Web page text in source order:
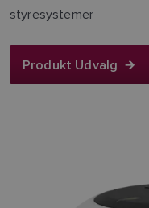
styresystemer
Produkt Udvalg